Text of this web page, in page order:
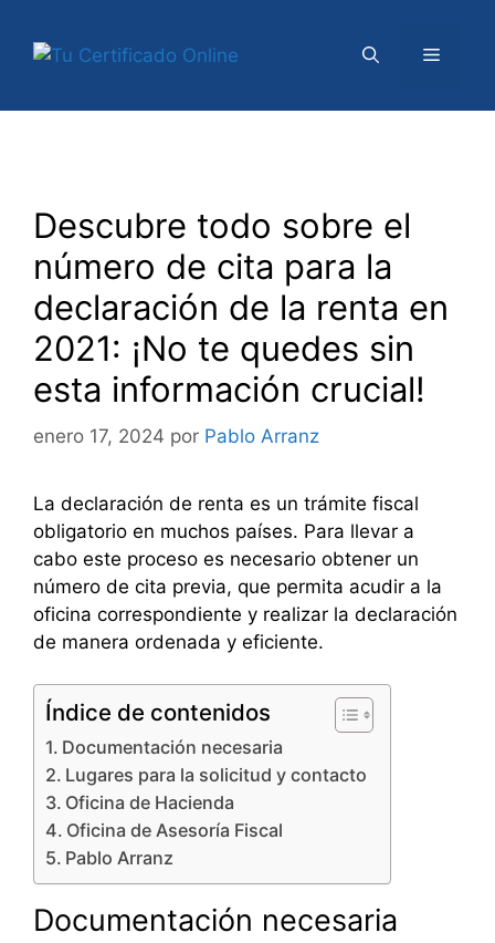
contenido
Menú
Descubre todo sobre el
número de cita para la
declaración de la renta en
2021: ¡No te quedes sin
esta información crucial!
enero 17, 2024 por Pablo Arranz
La declaración de renta es un trámite fiscal
obligatorio en muchos países. Para llevar a
cabo este proceso es necesario obtener un
número de cita previa, que permita acudir a la
oficina correspondiente y realizar la declaración
de manera ordenada y eficiente.
Índice de contenidos
Documentación necesaria
Lugares para la solicitud y contacto
Oficina de Hacienda
Oficina de Asesoría Fiscal
Pablo Arranz
Documentación necesaria